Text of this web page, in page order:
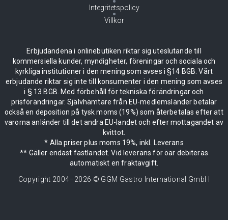
Integritetspolicy
Villkor
Erbjudandena i onlinebutiken riktar sig uteslutande till
kommersiella kunder, myndigheter, föreningar och sociala och
kyrkliga institutioner i den mening som avses i §14 BGB. Vårt
erbjudande riktar sig inte till konsumenter i den mening som avses
i § 13 BGB. Med förbehåll för tekniska förändringar och
prisförändringar. Självhämtare från EU-medlemsländer betalar
också en deposition på tysk moms (19%) som återbetalas efter att
varorna anländer till det andra EU-landet och efter mottagandet av
kvittot.
* Alla priser plus moms 19%, inkl. Leverans
** Gäller endast fastlandet. Vid leverans för öar debiteras
automatiskt en fraktavgift.
Copyright 2004–2026 © GGM Gastro International GmbH